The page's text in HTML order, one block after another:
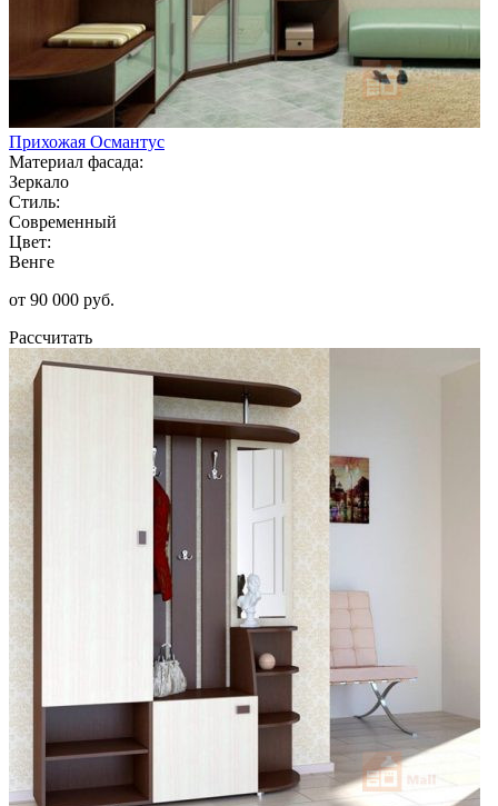
Прихожая Османтус
Материал фасада:
Зеркало
Стиль:
Современный
Цвет:
Венге
от 90 000 руб.
Рассчитать